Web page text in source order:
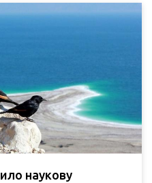
наукову